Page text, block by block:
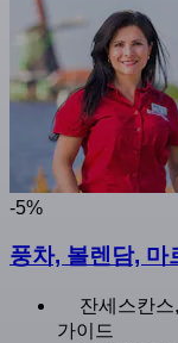
-5%
풍차, 볼렌담, 마
잔세스칸
가이드